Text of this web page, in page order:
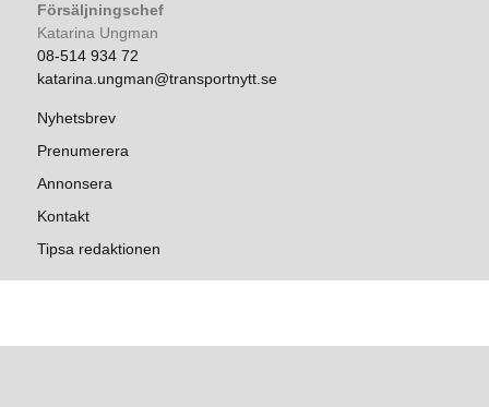
Försäljningschef
Katarina Ungman
08-514 934 72
katarina.ungman@transportnytt.se
Nyhetsbrev
Prenumerera
Annonsera
Kontakt
Tipsa redaktionen